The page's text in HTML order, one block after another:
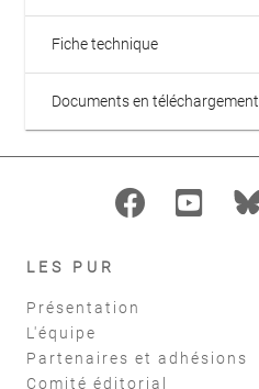
Fiche technique
Documents en téléchargement
LES PUR
Présentation
L'équipe
Partenaires et adhésions
Comité éditorial